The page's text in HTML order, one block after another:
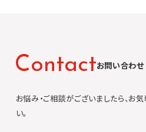
Contactお問い合わせ
お悩み・ご相談がございましたら、お
い。